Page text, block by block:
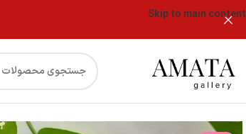
Skip to main content